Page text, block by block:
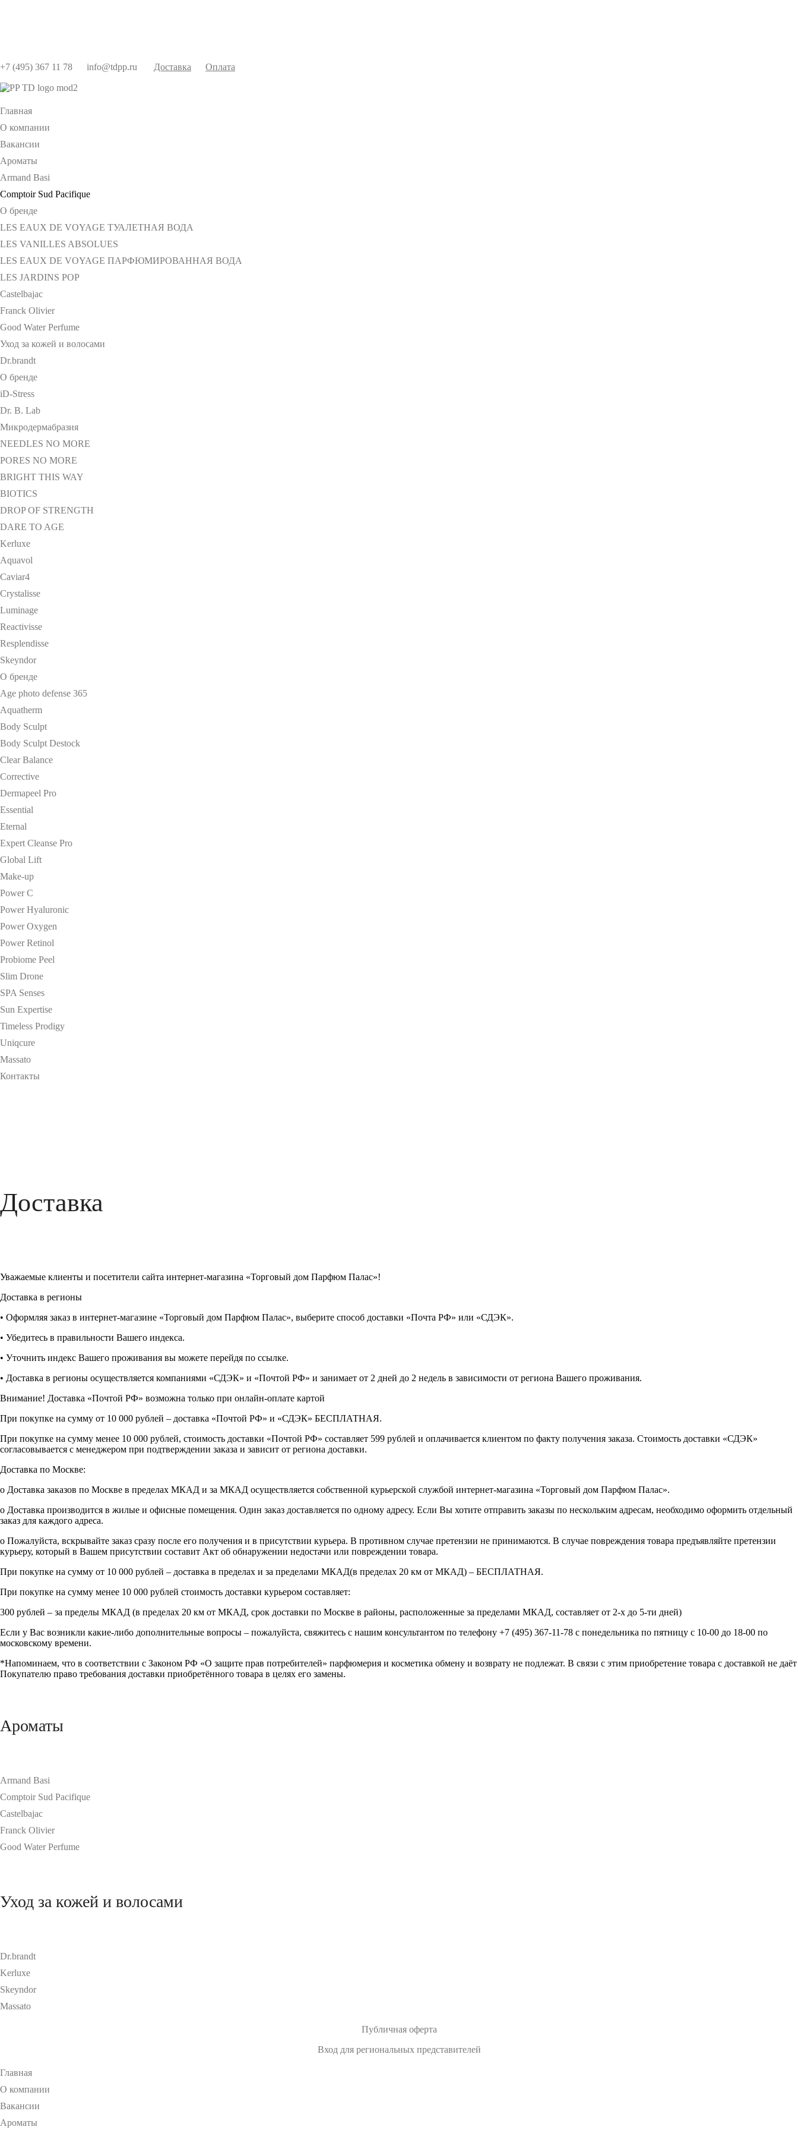
+7 (495) 367 11 78 info@tdpp.ru Доставка Оплата
Главная
О компании
Вакансии
Ароматы
Armand Basi
Comptoir Sud Pacifique
О бренде
LES EAUX DE VOYAGE ТУАЛЕТНАЯ ВОДА
LES VANILLES ABSOLUES
LES EAUX DE VOYAGE ПАРФЮМИРОВАННАЯ ВОДА
LES JARDINS POP
Castelbajac
Franck Olivier
Good Water Perfume
Уход за кожей и волосами
Dr.brandt
О бренде
iD-Stress
Dr. B. Lab
Микродермабразия
NEEDLES NO MORE
PORES NO MORE
BRIGHT THIS WAY
BIOTICS
DROP OF STRENGTH
DARE TO AGE
Kerluxe
Aquavol
Caviar4
Crystalisse
Luminage
Reactivisse
Resplendisse
Skeyndor
О бренде
Age photo defense 365
Aquatherm
Body Sculpt
Body Sculpt Destock
Clear Balance
Corrective
Dermapeel Pro
Essential
Eternal
Expert Cleanse Pro
Global Lift
Make-up
Power C
Power Hyaluronic
Power Oxygen
Power Retinol
Probiome Peel
Slim Drone
SPA Senses
Sun Expertise
Timeless Prodigy
Uniqcure
Massato
Контакты
Доставка
Уважаемые клиенты и посетители сайта интернет-магазина «Торговый дом Парфюм Палас»!
Доставка в регионы
• Оформляя заказ в интернет-магазине «Торговый дом Парфюм Палас», выберите способ доставки «Почта РФ» или «СДЭК».
• Убедитесь в правильности Вашего индекса.
• Уточнить индекс Вашего проживания вы можете перейдя по ссылке.
• Доставка в регионы осуществляется компаниями «СДЭК» и «Почтой РФ» и занимает от 2 дней до 2 недель в зависимости от региона Вашего проживания.
Внимание! Доставка «Почтой РФ» возможна только при онлайн-оплате картой
При покупке на сумму от 10 000 рублей – доставка «Почтой РФ» и «СДЭК» БЕСПЛАТНАЯ.
При покупке на сумму менее 10 000 рублей, стоимость доставки «Почтой РФ» составляет 599 рублей и оплачивается клиентом по факту получения заказа. Стоимость доставки «СДЭК»
согласовывается с менеджером при подтверждении заказа и зависит от региона доставки.
Доставка по Москве:
o Доставка заказов по Москве в пределах МКАД и за МКАД осуществляется собственной курьерской службой интернет-магазина «Торговый дом Парфюм Палас».
o Доставка производится в жилые и офисные помещения. Один заказ доставляется по одному адресу. Если Вы хотите отправить заказы по нескольким адресам, необходимо оформить отдельный
заказ для каждого адреса.
o Пожалуйста, вскрывайте заказ сразу после его получения и в присутствии курьера. В противном случае претензии не принимаются. В случае повреждения товара предъявляйте претензии
курьеру, который в Вашем присутствии составит Акт об обнаружении недостачи или повреждении товара.
При покупке на сумму от 10 000 рублей – доставка в пределах и за пределами МКАД(в пределах 20 км от МКАД) – БЕСПЛАТНАЯ.
При покупке на сумму менее 10 000 рублей стоимость доставки курьером составляет:
300 рублей – за пределы МКАД (в пределах 20 км от МКАД, срок доставки по Москве в районы, расположенные за пределами МКАД, составляет от 2-х до 5-ти дней)
Если у Вас возникли какие-либо дополнительные вопросы – пожалуйста, свяжитесь с нашим консультантом по телефону +7 (495) 367-11-78 с понедельника по пятницу с 10-00 до 18-00 по
московскому времени.
*Напоминаем, что в соответствии с Законом РФ «О защите прав потребителей» парфюмерия и косметика обмену и возврату не подлежат. В связи с этим приобретение товара с доставкой не даёт
Покупателю право требования доставки приобретённого товара в целях его замены.
Ароматы
Armand Basi
Comptoir Sud Pacifique
Castelbajac
Franck Olivier
Good Water Perfume
Уход за кожей и волосами
Dr.brandt
Kerluxe
Skeyndor
Massato
Публичная оферта
Вход для региональных представителей
Главная
О компании
Вакансии
Ароматы